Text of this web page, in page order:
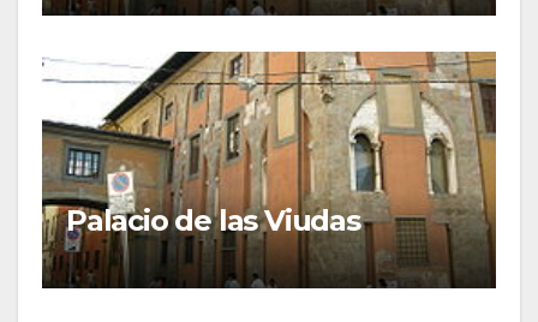
Palacio de las Viudas